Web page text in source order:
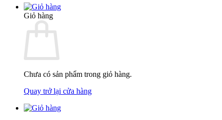
Giỏ hàng
Chưa có sản phẩm trong giỏ hàng.
Quay trở lại cửa hàng